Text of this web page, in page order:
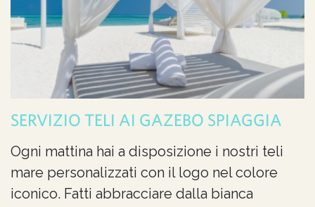
SERVIZIO TELI AI GAZEBO SPIAGGIA
Ogni mattina hai a disposizione i nostri teli
mare personalizzati con il logo nel colore
iconico. Fatti abbracciare dalla bianca